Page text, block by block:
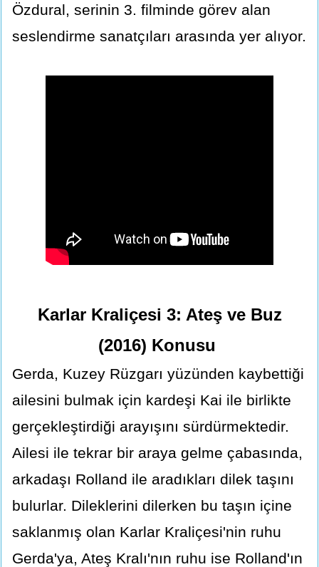
Özdural, serinin 3. filminde görev alan
seslendirme sanatçıları arasında yer alıyor.
Karlar Kraliçesi 3: Ateş ve Buz
(2016) Konusu
Gerda, Kuzey Rüzgarı yüzünden kaybettiği
ailesini bulmak için kardeşi Kai ile birlikte
gerçekleştirdiği arayışını sürdürmektedir.
Ailesi ile tekrar bir araya gelme çabasında,
arkadaşı Rolland ile aradıkları dilek taşını
bulurlar. Dileklerini dilerken bu taşın içine
saklanmış olan Karlar Kraliçesi'nin ruhu
Gerda'ya, Ateş Kralı'nın ruhu ise Rolland'ın